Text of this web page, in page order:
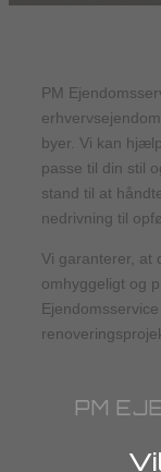
PM
byer. Vi kan
passe til din stil
stand til at
nedrivning til
Vi garanterer, at
omhyggeligt og
PM